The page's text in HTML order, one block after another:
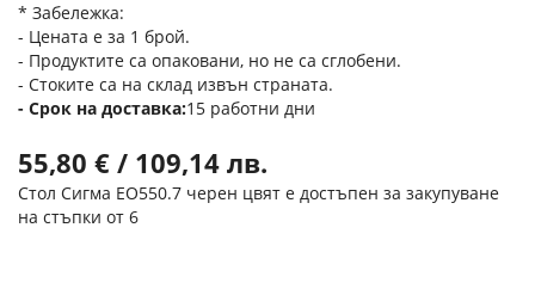
* Забележка:
- Цената е за 1 брой.
- Продуктите са опаковани, но не са сглобени.
- Стоките са на склад извън страната.
Срок на доставка 15 работни дни
55,80 € / 109,14 лв.
Стол Сигма ΕΟ550.7 черен цвят е достъпен за закупуване
на стъпки от 6